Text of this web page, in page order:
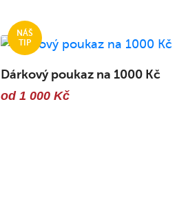
Dárkový poukaz na 1000 Kč
od 1 000 Kč